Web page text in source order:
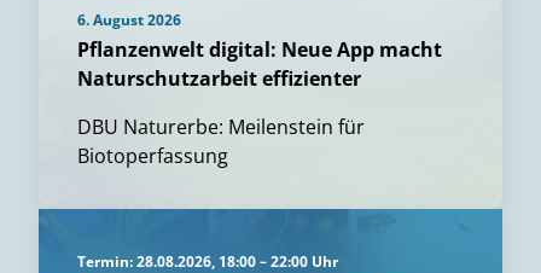
6. August 2026
Pflanzenwelt digital: Neue App macht
Naturschutzarbeit effizienter
DBU Naturerbe: Meilenstein für
Biotoperfassung
Termin: 28.08.2026, 18:00 – 22:00 Uhr